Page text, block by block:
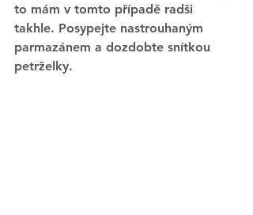
to mám v tomto případě radši
takhle. Posypejte nastrouhaným
parmazánem a dozdobte snítkou
petrželky.